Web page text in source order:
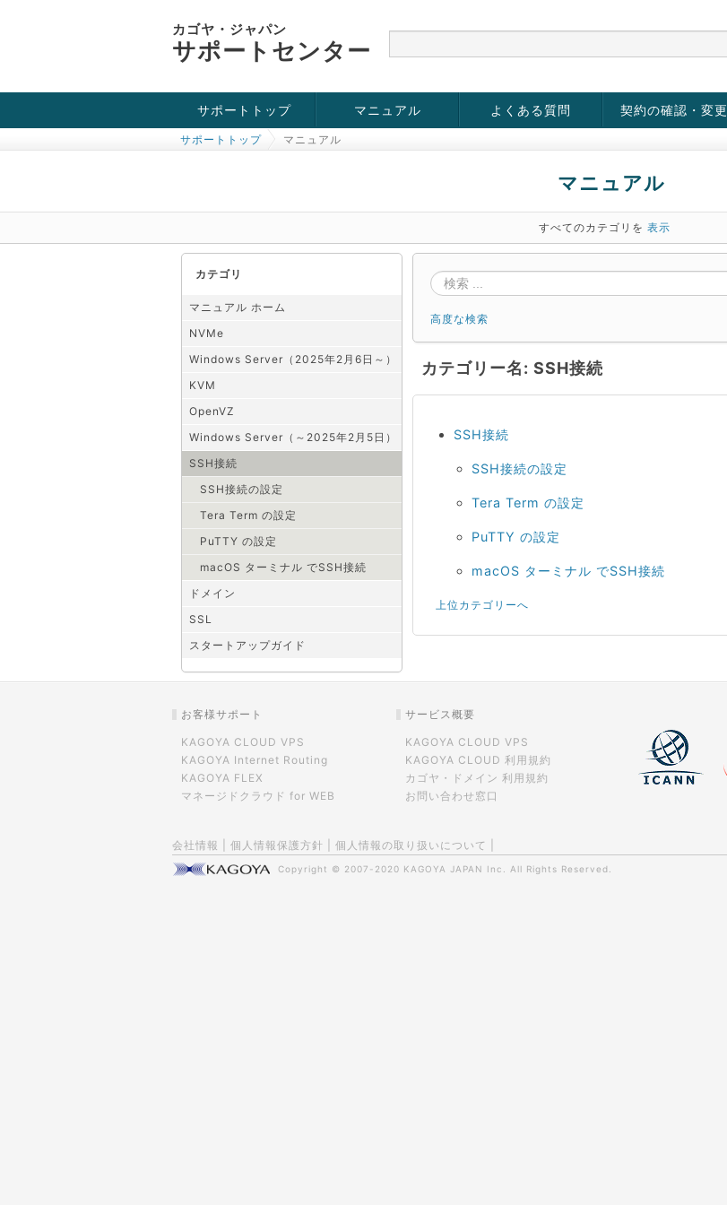
カゴヤ・ジャパン
サポートセンター
サポートトップ
お役立ち情報
チュートリアル
障害・メンテナンス情報
マニュアル
KVM
OpenVZ
Windows Server
SSH接続
ドメイン
SSL
よくある質問 契約の確認・変更
サポートトップ マニュアル
マニュアル
すべてのカテゴリを 表示
カテゴリ
マニュアル ホーム
NVMe
Windows Server（2025年2月6日～）
KVM
OpenVZ
Windows Server（～2025年2月5日）
SSH接続
SSH接続の設定
Tera Term の設定
PuTTY の設定
macOS ターミナル でSSH接続
ドメイン
SSL
スタートアップガイド
高度な検索
カテゴリー名: SSH接続
SSH接続
SSH接続の設定
Tera Term の設定
PuTTY の設定
macOS ターミナル でSSH接続
上位カテゴリーへ
お客様サポート
KAGOYA CLOUD VPS
KAGOYA Internet Routing
KAGOYA FLEX
マネージドクラウド for WEB
サービス概要
KAGOYA CLOUD VPS
KAGOYA CLOUD 利用規約
カゴヤ・ドメイン 利用規約
お問い合わせ窓口
会社情報 個人情報保護方針 個人情報の取り扱いについて
Copyright © 2007-2020 KAGOYA JAPAN Inc. All Rights Reserved.